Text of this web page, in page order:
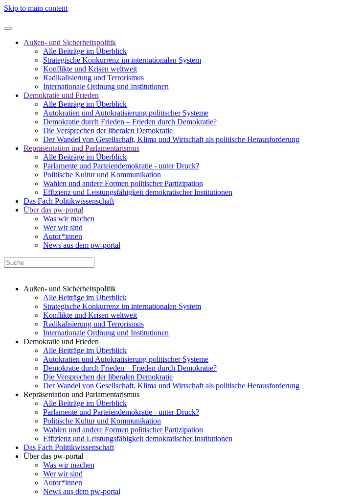
Skip to main content
Außen- und Sicherheitspolitik
Alle Beiträge im Überblick
Strategische Konkurrenz im internationalen System
Konflikte und Krisen weltweit
Radikalisierung und Terrorismus
Internationale Ordnung und Institutionen
Demokratie und Frieden
Alle Beiträge im Überblick
Autokratien und Autokratisierung politischer Systeme
Demokratie durch Frieden – Frieden durch Demokratie?
Die Versprechen der liberalen Demokratie
Der Wandel von Gesellschaft, Klima und Wirtschaft als politische Herausforderung
Repräsentation und Parlamentarismus
Alle Beiträge im Überblick
Parlamente und Parteiendemokratie - unter Druck?
Politische Kultur und Kommunikation
Wahlen und andere Formen politischer Partizipation
Effizienz und Leistungsfähigkeit demokratischer Institutionen
Das Fach Politikwissenschaft
Über das pw-portal
Was wir machen
Wer wir sind
Autor*innen
News aus dem pw-portal
Außen- und Sicherheitspolitik
Alle Beiträge im Überblick
Strategische Konkurrenz im internationalen System
Konflikte und Krisen weltweit
Radikalisierung und Terrorismus
Internationale Ordnung und Institutionen
Demokratie und Frieden
Alle Beiträge im Überblick
Autokratien und Autokratisierung politischer Systeme
Demokratie durch Frieden – Frieden durch Demokratie?
Die Versprechen der liberalen Demokratie
Der Wandel von Gesellschaft, Klima und Wirtschaft als politische Herausforderung
Repräsentation und Parlamentarismus
Alle Beiträge im Überblick
Parlamente und Parteiendemokratie - unter Druck?
Politische Kultur und Kommunikation
Wahlen und andere Formen politischer Partizipation
Effizienz und Leistungsfähigkeit demokratischer Institutionen
Das Fach Politikwissenschaft
Über das pw-portal
Was wir machen
Wer wir sind
Autor*innen
News aus dem pw-portal